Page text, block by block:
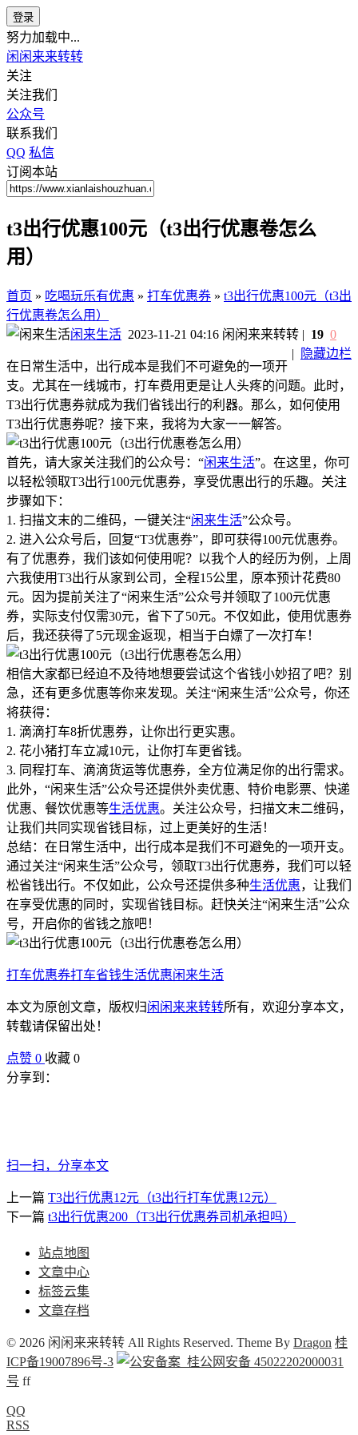
登录
努力加载中...
闲闲来来转转
关注
关注我们
公众号
联系我们
QQ 私信
订阅本站
t3出行优惠100元（t3出行优惠卷怎么
用）
首页 » 吃喝玩乐有优惠 » 打车优惠券 » t3出行优惠100元（t3出
行优惠卷怎么用）
闲来生活 2023-11-21 04:16 闲闲来来转转
|
隐藏边栏
| 19 0
在日常生活中，出行成本是我们不可避免的一项开
支。尤其在一线城市，打车费用更是让人头疼的问题。此时，
T3出行优惠券就成为我们省钱出行的利器。那么，如何使用
T3出行优惠券呢？接下来，我将为大家一一解答。
首先，请大家关注我们的公众号：“闲来生活”。在这里，你可
以轻松领取T3出行100元优惠券，享受优惠出行的乐趣。关注
步骤如下：
1. 扫描文末的二维码，一键关注“闲来生活”公众号。
2. 进入公众号后，回复“T3优惠券”，即可获得100元优惠券。
有了优惠券，我们该如何使用呢？以我个人的经历为例，上周
六我使用T3出行从家到公司，全程15公里，原本预计花费80
元。因为提前关注了“闲来生活”公众号并领取了100元优惠
券，实际支付仅需30元，省下了50元。不仅如此，使用优惠券
后，我还获得了5元现金返现，相当于白嫖了一次打车！
相信大家都已经迫不及待地想要尝试这个省钱小妙招了吧？别
急，还有更多优惠等你来发现。关注“闲来生活”公众号，你还
将获得：
1. 滴滴打车8折优惠券，让你出行更实惠。
2. 花小猪打车立减10元，让你打车更省钱。
3. 同程打车、滴滴货运等优惠券，全方位满足你的出行需求。
此外，“闲来生活”公众号还提供外卖优惠、特价电影票、快递
优惠、餐饮优惠等生活优惠。关注公众号，扫描文末二维码，
让我们共同实现省钱目标，过上更美好的生活！
总结：在日常生活中，出行成本是我们不可避免的一项开支。
通过关注“闲来生活”公众号，领取T3出行优惠券，我们可以轻
松省钱出行。不仅如此，公众号还提供多种生活优惠，让我们
在享受优惠的同时，实现省钱目标。赶快关注“闲来生活”公众
号，开启你的省钱之旅吧！
打车优惠券打车省钱生活优惠闲来生活
本文为原创文章，版权归闲闲来来转转所有，欢迎分享本文，
转载请保留出处！
点赞 0 收藏 0
分享到：
扫一扫，分享本文
上一篇 T3出行优惠12元（t3出行打车优惠12元）
下一篇 t3出行优惠200（T3出行优惠券司机承担吗）
站点地图
文章中心
标签云集
文章存档
© 2026 闲闲来来转转 All Rights Reserved. Theme By Dragon 桂
ICP备19007896号-3
桂公网安备 45022202000031
号 ff
QQ
RSS